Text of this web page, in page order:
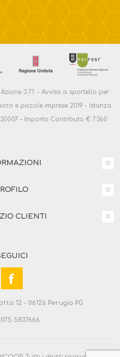
Azione 3.7.1. - Avviso a sportello per
e piccole imprese 2019 - Istanza
– Importo Contributo € 7.360
CLIENTI
12 - 06126 Perugia PG
075 5837666